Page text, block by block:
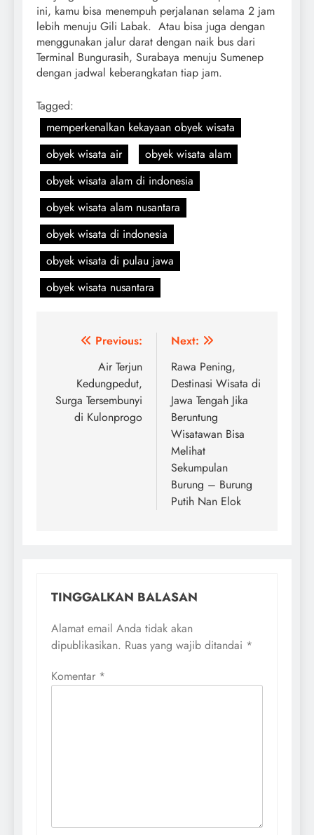
ini, kamu bisa menempuh perjalanan selama 2 jam
lebih menuju Gili Labak. Atau bisa juga dengan
menggunakan jalur darat dengan naik bus dari
Terminal Bungurasih, Surabaya menuju Sumenep
dengan jadwal keberangkatan tiap jam.
Tagged:
memperkenalkan kekayaan obyek wisata
obyek wisata air
obyek wisata alam
obyek wisata alam di indonesia
obyek wisata alam nusantara
obyek wisata di indonesia
obyek wisata di pulau jawa
obyek wisata nusantara
NavigasiPrevious:
Air Terjun
Kedungpedut,
Surga Tersembunyi
di Kulonprogo
Next:
Rawa Pening,
Destinasi Wisata di
Jawa Tengah Jika
Beruntung
Wisatawan Bisa
Melihat
Sekumpulan
Burung – Burung
Putih Nan Elok
TINGGALKAN BALASAN
Alamat email Anda tidak akan
dipublikasikan. Ruas yang wajib ditandai *
Komentar *